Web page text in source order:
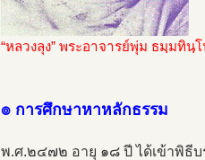
“หลวงลุง” พระอาจารย์พุ่ม ธมฺมทินฺ
๏ การศึกษาหาหลักธรรม
พ.ศ.๒๔๗๒ อายุ ๑๘ ปี ได้เข้าพิธีบ